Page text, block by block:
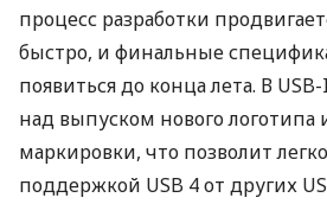
процесс разработки
быстро, и финальные
появиться до конца лета. В USB
над выпуском нового логотипа
маркировки, что позволит
поддержкой USB 4 от других